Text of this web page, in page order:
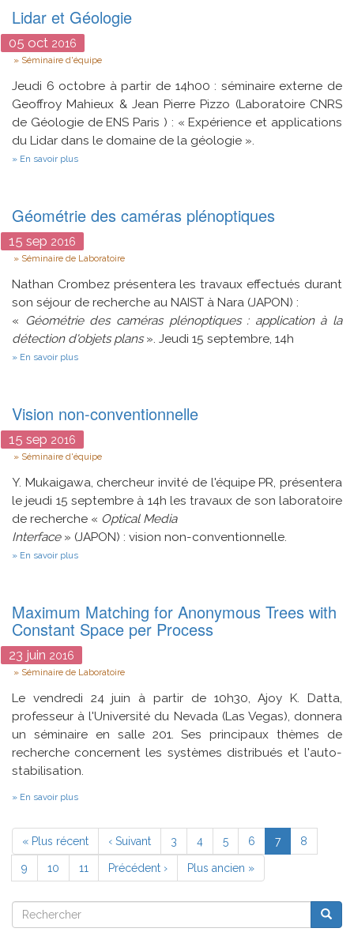
et
scanner
3D
Lidar et Géologie
05 oct 2016
Type
Séminaire d'équipe
Jeudi 6 octobre à partir de 14h00 : séminaire externe de
Geoffroy Mahieux & Jean Pierre Pizzo (Laboratoire CNRS
de Géologie de ENS Paris ) : « Expérience et applications
du Lidar dans le domaine de la géologie ».
En savoir plus
Géométrie des caméras plénoptiques
15 sep 2016
Type
Séminaire de Laboratoire
Nathan Crombez présentera les travaux effectués durant
son séjour de recherche au NAIST à Nara (JAPON) :
« Géométrie des caméras plénoptiques : application à la
détection d'objets plans». Jeudi 15 septembre, 14h
En savoir plus
Vision non-conventionnelle
15 sep 2016
Type
Séminaire d'équipe
Y. Mukaigawa, chercheur invité de l'équipe PR, présentera
le jeudi 15 septembre à 14h les travaux de son laboratoire
de recherche « Optical Media
Interface» (JAPON) : vision non-conventionnelle.
En savoir plus
Maximum Matching for Anonymous Trees with
Constant Space per Process
23 juin 2016
Type
Séminaire de Laboratoire
Le vendredi 24 juin à partir de 10h30, Ajoy K. Datta,
professeur à l'Université du Nevada (Las Vegas), donnera
un séminaire en salle 201. Ses principaux thèmes de
recherche concernent les systèmes distribués et l'auto-
stabilisation.
En savoir plus
Anonymous
Trees
with
Constant
Process
Pagination
Première
page
« Plus récent
Page
précédente
‹ Suivant Page
3 Page
4 Page
5 Page
6
Page
courante
7 Page
8
Page
9 Page
10 Page
11
Page
suivante
Précédent ›
Dernière
page
Plus ancien »
Rechercher
Rechercher